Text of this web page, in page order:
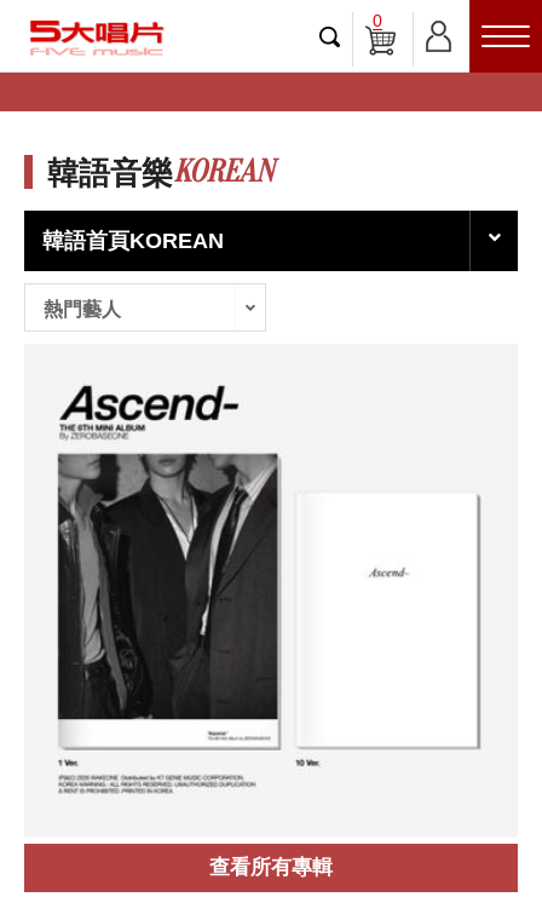
0
韓語音樂KOREAN
韓語首頁KOREAN
熱門藝人
查看所有專輯